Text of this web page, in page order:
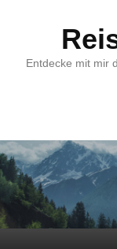
Entdecke mit mir